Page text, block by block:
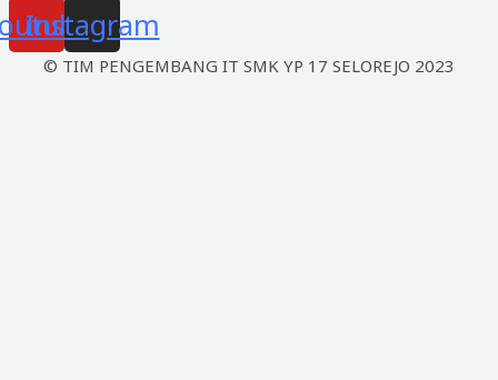
Instagram
© TIM PENGEMBANG IT SMK YP 17 SELOREJO 2023